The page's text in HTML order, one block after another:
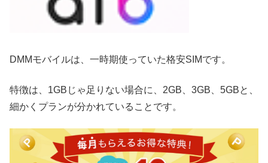
DMMモバイルは、一時期使っていた格安SIMです。
特徴は、1GBじゃ足りない場合に、2GB、3GB、5GBと、
細かくプランが分かれていることです。